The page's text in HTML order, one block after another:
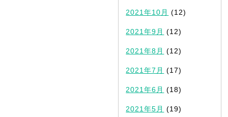
2021年10月 (12)
2021年9月 (12)
2021年8月 (12)
2021年7月 (17)
2021年6月 (18)
2021年5月 (19)